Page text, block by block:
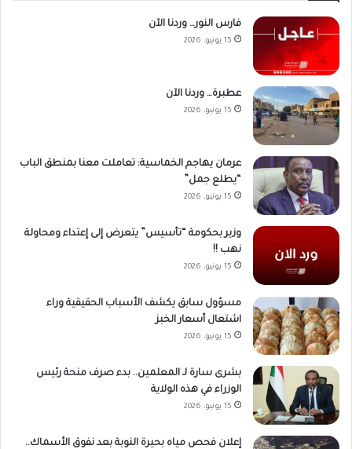
فارس النور… وردنا الآن
15 يونيو، 2026
عطبرة… وردنا الآن
15 يونيو، 2026
عرمان يهاجم الخماسية: تعاملت معنا بمنطق الباب
“يطلع جمل”
15 يونيو، 2026
وزير بحكومة “تأسيس” يتعرض إلى إعتداء ومحاولة
نهب !!
15 يونيو، 2026
مسؤول سابق يكشف الأسباب الحقيقية وراء
اشتعال أسعار الخبز
15 يونيو، 2026
بشرى سارة لـ المعلمين.. بدء صرف منحة رئيس
الوزراء في هذه الولاية
15 يونيو، 2026
إعلان فحص مياه بحيرة النوبة بعد نفوق الأسماك..